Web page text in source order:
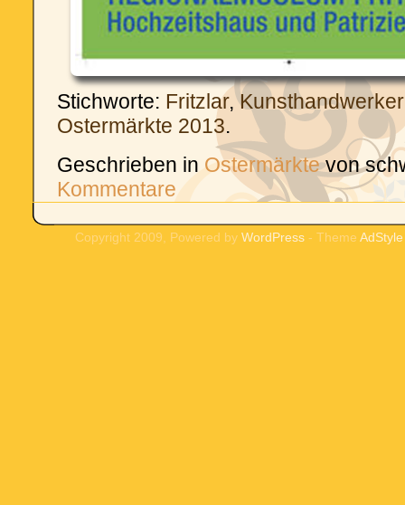
Stichworte: Fritzlar,
Ostermärkte 2013.
Geschrieben in Ostermärktevon
Kommentare
Copyright 2009, Powered by WordPress - Theme AdStyle